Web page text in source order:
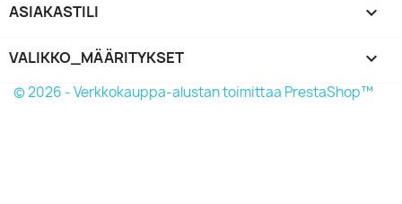
ASIAKASTILI 
VALIKKO_MÄÄRITYKSET keyboard_arrow_down
© 2026 - Verkkokauppa-alustan toimittaa PrestaShop™